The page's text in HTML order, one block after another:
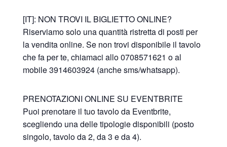
[IT]: NON TROVI IL BIGLIETTO ONLINE?
Riserviamo solo una quantità ristretta di posti per
la vendita online. Se non trovi disponibile il tavolo
che fa per te, chiamaci allo 0708571621 o al
mobile 3914603924 (anche sms/whatsapp).
PRENOTAZIONI ONLINE SU EVENTBRITE
Puoi prenotare il tuo tavolo da Eventbrite,
scegliendo una delle tipologie disponibili (posto
singolo, tavolo da 2, da 3 e da 4).